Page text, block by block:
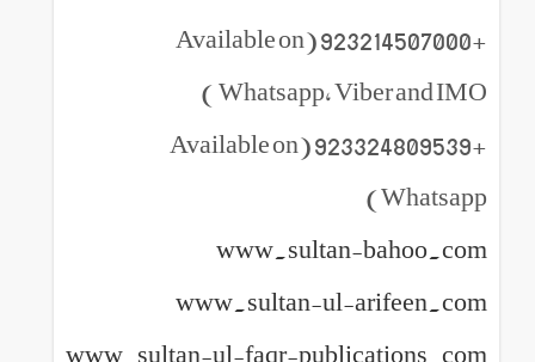
+923214507000 (Available on
Whatsapp, Viber and IMO )
+923324809539 (Available on
Whatsapp)
www.sultan-bahoo.com
www.sultan-ul-arifeen.com
www.sultan-ul-faqr-publications.com